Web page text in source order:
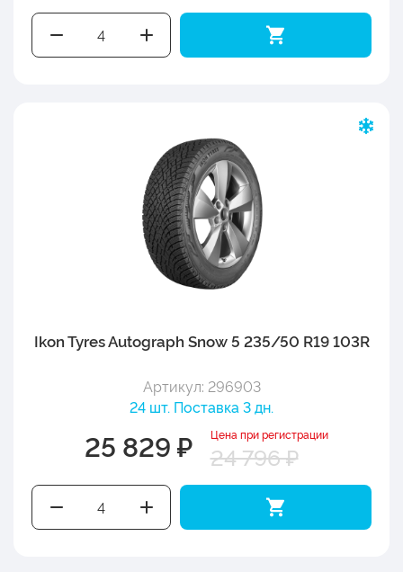
Ikon Tyres Autograph Snow 5 235/50 R19 103R
Артикул: 296903
24 шт. Поставка 3 дн.
25 829 ₽ Цена при регистрации
24 796 ₽